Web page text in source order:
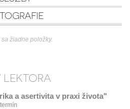
žiadne položky.
LEKTORA
a asertivita v praxi života"